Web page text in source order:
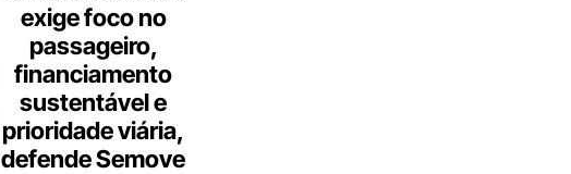
exige foco no
passageiro,
financiamento
sustentável e
prioridade viária,
defende Semove